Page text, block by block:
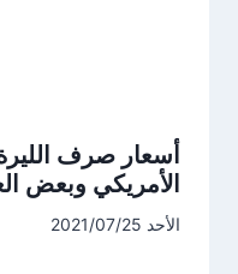
أسعار صرف
الأمريكي وبعض
الأحد 2021/07/25